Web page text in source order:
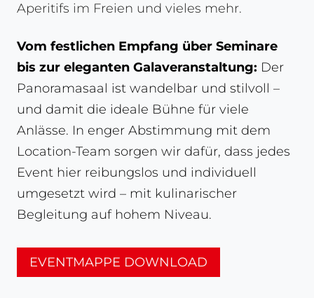
Aperitifs im Freien und vieles mehr.
Vom festlichen Empfang über Seminare
bis zur eleganten Galaveranstaltung: Der
Panoramasaal ist wandelbar und stilvoll –
und damit die ideale Bühne für viele
Anlässe. In enger Abstimmung mit dem
Location-Team sorgen wir dafür, dass jedes
Event hier reibungslos und individuell
umgesetzt wird – mit kulinarischer
Begleitung auf hohem Niveau.
EVENTMAPPE DOWNLOAD